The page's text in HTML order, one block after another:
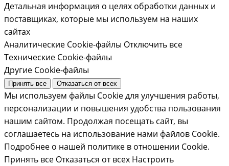
Детальная информация о целях обработки данных и
поставщиках, которые мы используем на наших
сайтах
Аналитические Cookie-файлы Отключить все
Технические Cookie-файлы
Другие Cookie-файлы
Принять все Отказаться от всех
Мы используем файлы Cookie для улучшения работы,
персонализации и повышения удобства пользования
нашим сайтом. Продолжая посещать сайт, вы
соглашаетесь на использование нами файлов Cookie.
Подробнее о нашей политике в отношении Cookie.
Принять все Отказаться от всех Настроить